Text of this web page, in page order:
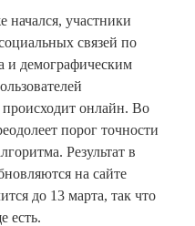
начался, участники
связей по
и демографическим
онлайн. Во
порог точности
Результат в
на сайте
до 13 марта, так что
есть.